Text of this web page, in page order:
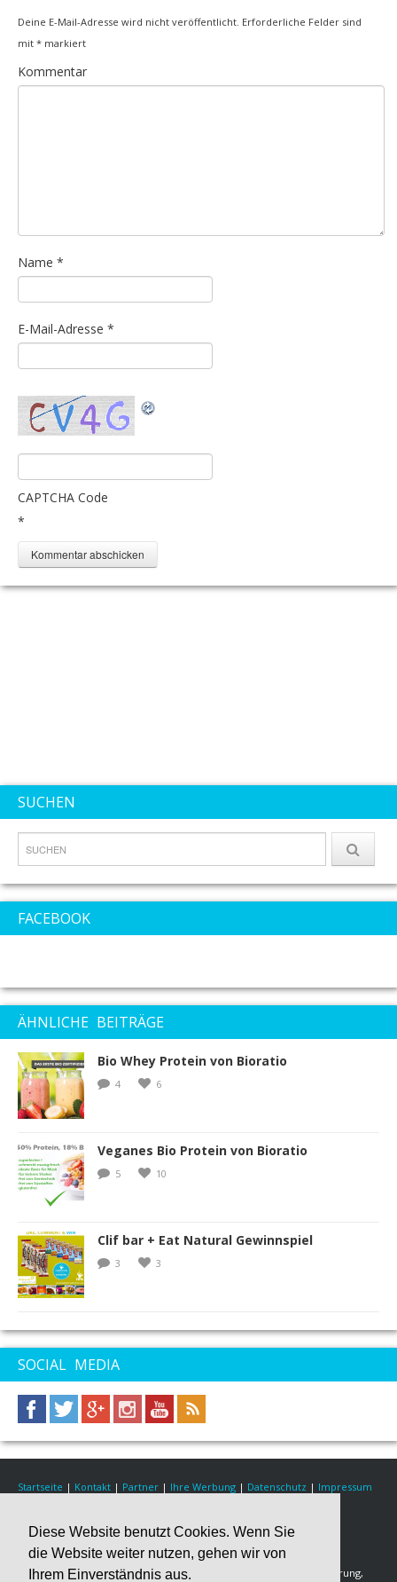
Diese Website benutzt Cookies. Wenn Sie
die Website weiter nutzen, gehen wir von
Ihrem Einverständnis aus.
Deine E-Mail-Adresse wird nicht veröffentlicht. Erforderliche Felder sind
mit * markiert
Kommentar
Name *
E-Mail-Adresse *
CAPTCHA Code
*
SUCHEN
FACEBOOK
ÄHNLICHE BEITRÄGE
Bio Whey Protein von Bioratio
4 6
Veganes Bio Protein von Bioratio
5 10
Clif bar + Eat Natural Gewinnspiel
3 3
SOCIAL MEDIA
Startseite | Kontakt | Partner | Ihre Werbung | Datenschutz | Impressum
Über Healthy Fitness Nutrition
Wir veröffentlichen Fitness Rezepte für eine gesunde Fitness-Ernährung,